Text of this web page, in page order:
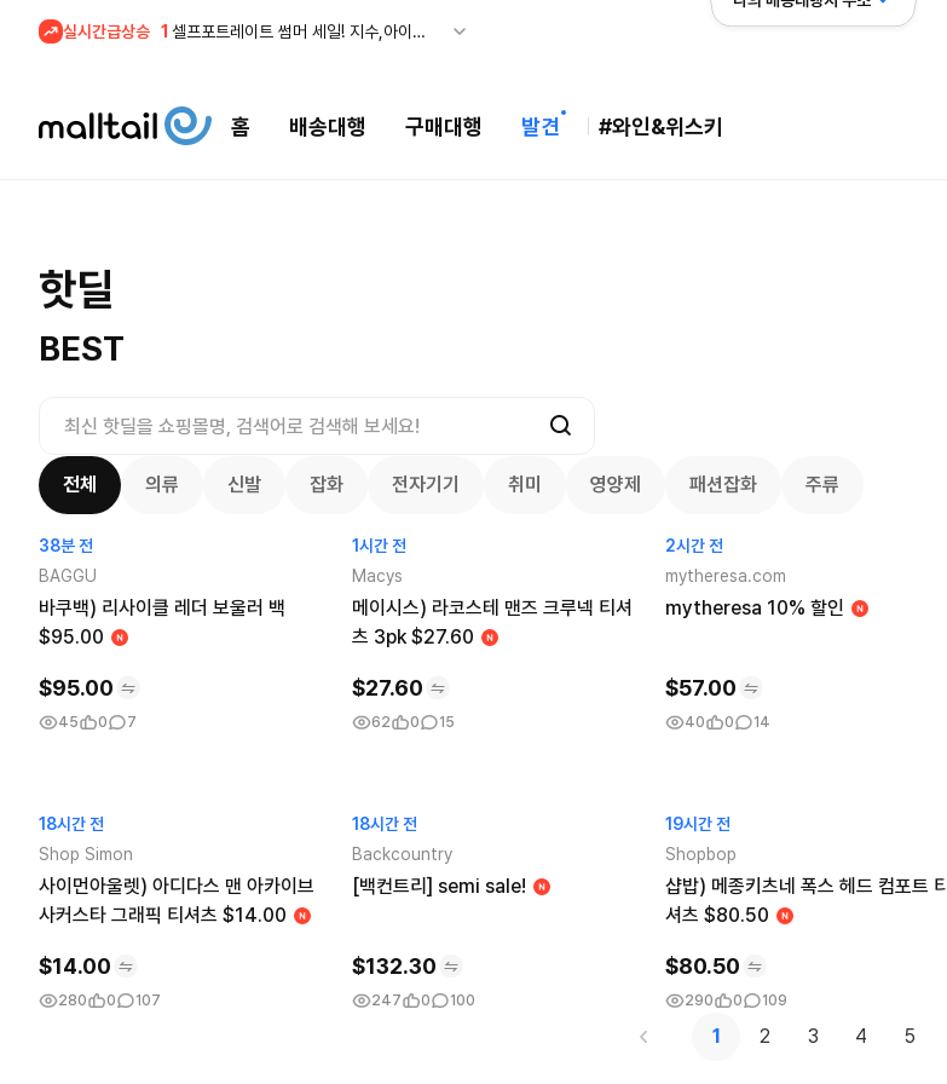
실시간급상승 1
셀프포트레이트 썸머 세일! 지수,아이유 착용 + 관세내 특가
홈 배송대행 구매대행 발견 #와인&위스키
핫딜
BEST
착용 + 관세내 특가
$200.00
전체 의류 신발 잡화 전자기기 취미 영양제 패션잡화 주류
38분 전
BAGGU
바쿠백) 리사이클 레더 보울러 백
$95.00
$95.00
45 0 7
1시간 전
Macys
메이시스) 라코스테 맨즈 크루넥 티셔
츠 3pk $27.60
$27.60
62 0 15
2시간 전
mytheresa.com
mytheresa 10% 할인
$57.00
40 0 14
18시간 전
Shop Simon
사이먼아울렛) 아디다스 맨 아카이브
사커스타 그래픽 티셔츠 $14.00
$14.00
280 0 107
18시간 전
Backcountry
[백컨트리] semi sale!
$132.30
247 0 100
19시간 전
Shopbop
샵밥) 메종키츠네 폭스 헤드 컴포트 티
셔츠 $80.50
$80.50
290 0 109
1 2 3 4 5